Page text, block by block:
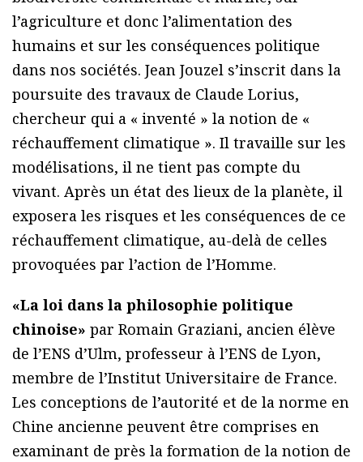
l’agriculture et donc l’alimentation des
humains et sur les conséquences politique
dans nos sociétés. Jean Jouzel s’inscrit dans la
poursuite des travaux de Claude Lorius,
chercheur qui a « inventé » la notion de «
réchauffement climatique ». Il travaille sur les
modélisations, il ne tient pas compte du
vivant. Après un état des lieux de la planète, il
exposera les risques et les conséquences de ce
réchauffement climatique, au-delà de celles
provoquées par l’action de l’Homme.
«La loi dans la philosophie politique
chinoise» par Romain Graziani, ancien élève
de l’ENS d’Ulm, professeur à l’ENS de Lyon,
membre de l’Institut Universitaire de France.
Les conceptions de l’autorité et de la norme en
Chine ancienne peuvent être comprises en
examinant de près la formation de la notion de